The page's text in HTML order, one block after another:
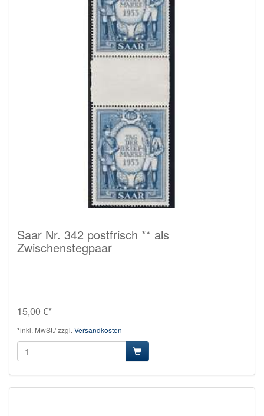
Saar Nr. 342 postfrisch ** als
Zwischenstegpaar
15,00 €*
*inkl. MwSt./ zzgl. Versandkosten